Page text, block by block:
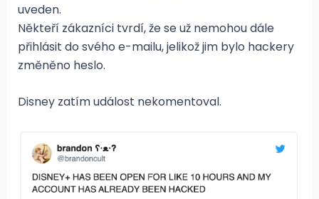
uveden.
Někteří zákazníci tvrdí, že se už nemohou dále
přihlásit do svého e-mailu, jelikož jim bylo hackery
změněno heslo.
Disney zatím událost nekomentoval.